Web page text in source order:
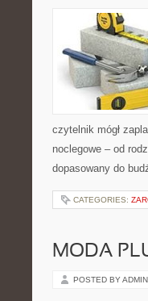
czytelnik mógł
noclegowe – od
dopasowany do
CATEGORIES:
MODA
POSTED BY ADMIN